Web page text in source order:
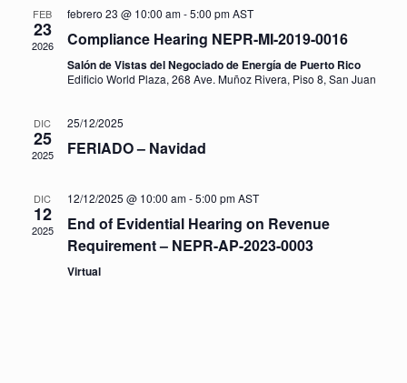
FEB
23
2026
febrero 23 @ 10:00 am-5:00 pm AST
Compliance Hearing NEPR-MI-2019-0016
Salón de Vistas del Negociado de Energía de Puerto Rico
Edificio World Plaza, 268 Ave. Muñoz Rivera, Piso 8, San Juan
DIC
25
2025
25/12/2025
FERIADO – Navidad
DIC
12
2025
12/12/2025 @ 10:00 am-5:00 pm AST
End of Evidential Hearing on Revenue
Requirement – NEPR-AP-2023-0003
Virtual